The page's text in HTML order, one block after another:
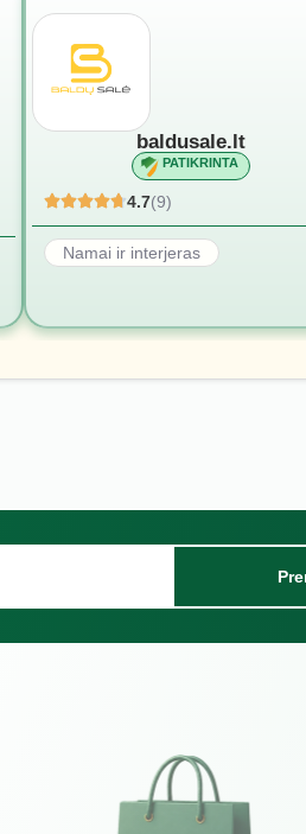
baldusale.lt
PATIKRINTA
4.7(9)
Namai ir interjeras